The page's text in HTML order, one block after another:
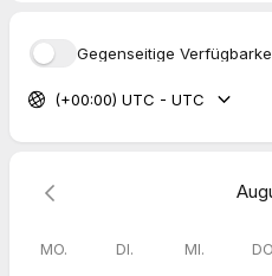
Gegenseitige
(+00:00) UTC - UTC
MO. DI. MI.